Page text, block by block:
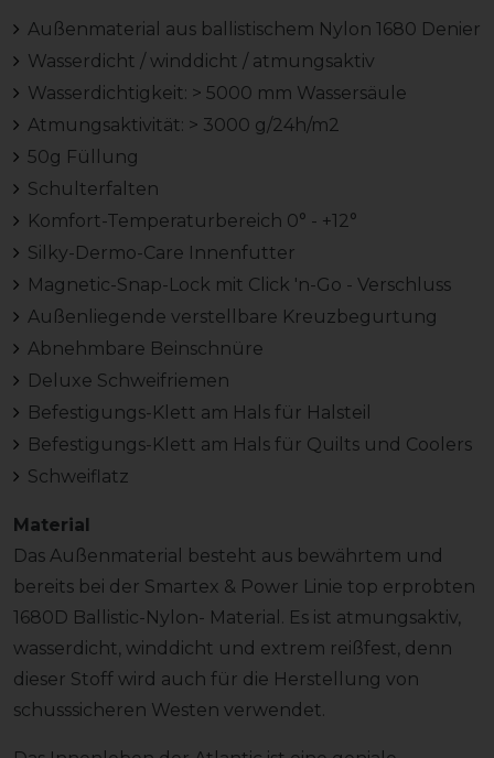
Außenmaterial aus ballistischem Nylon 1680 Denier
Wasserdicht / winddicht / atmungsaktiv
Wasserdichtigkeit: > 5000 mm Wassersäule
Atmungsaktivität: > 3000 g/24h/m2
50g Füllung
Schulterfalten
Komfort-Temperaturbereich 0° - +12°
Silky-Dermo-Care Innenfutter
Magnetic-Snap-Lock mit Click 'n-Go - Verschluss
Außenliegende verstellbare Kreuzbegurtung
Abnehmbare Beinschnüre
Deluxe Schweifriemen
Befestigungs-Klett am Hals für Halsteil
Befestigungs-Klett am Hals für Quilts und Coolers
Schweiflatz
Material
Das Außenmaterial besteht aus bewährtem und
bereits bei der Smartex & Power Linie top erprobten
1680D Ballistic-Nylon- Material. Es ist atmungsaktiv,
wasserdicht, winddicht und extrem reißfest, denn
dieser Stoff wird auch für die Herstellung von
schusssicheren Westen verwendet.